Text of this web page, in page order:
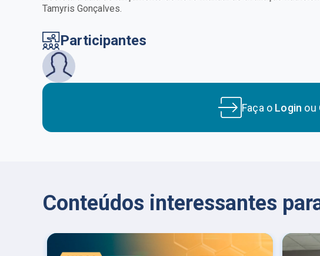
Tamyris Gonçalves.
Participantes
Faça o Login ou
Conteúdos interessantes